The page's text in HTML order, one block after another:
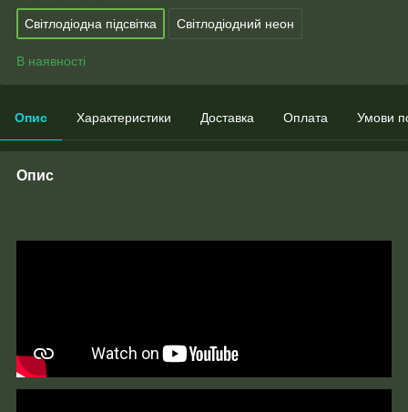
Світлодіодна підсвітка Світлодіодний неон
В наявності
Опис Характеристики Доставка Оплата Умови
Опис